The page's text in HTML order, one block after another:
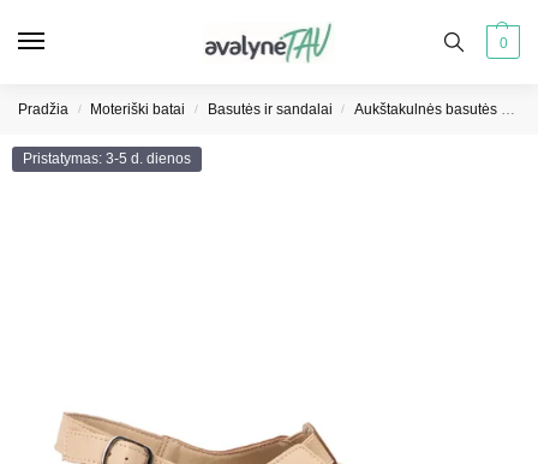
0
Pradžia / Moteriški batai / Basutės ir sandalai / Aukštakulnės basutės moterims
Pristatymas: 3-5 d. dienos